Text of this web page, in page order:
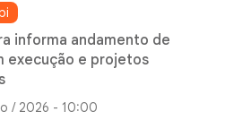
informa andamento de
execução e projetos
/ 2026 - 10:00